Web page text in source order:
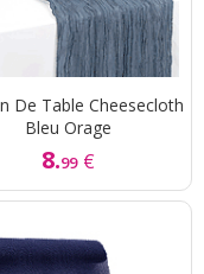
De Table Cheesecloth
Bleu Orage
8.99 €